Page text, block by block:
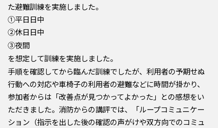
た避難訓練を実施しました。
①平日日中
②休日日中
③夜間
を想定して訓練を実施しました。
手順を確認してから臨んだ訓練でしたが、利用者の予期せぬ
行動への対応や車椅子の利用者の避難などに時間が掛かり、
参加者からは「改善点が見つかってよかった」との感想をい
ただきました。消防からの講評では、「ループコミュニケー
ション（指示を出した後の確認の声がけや双方向でのコミュ